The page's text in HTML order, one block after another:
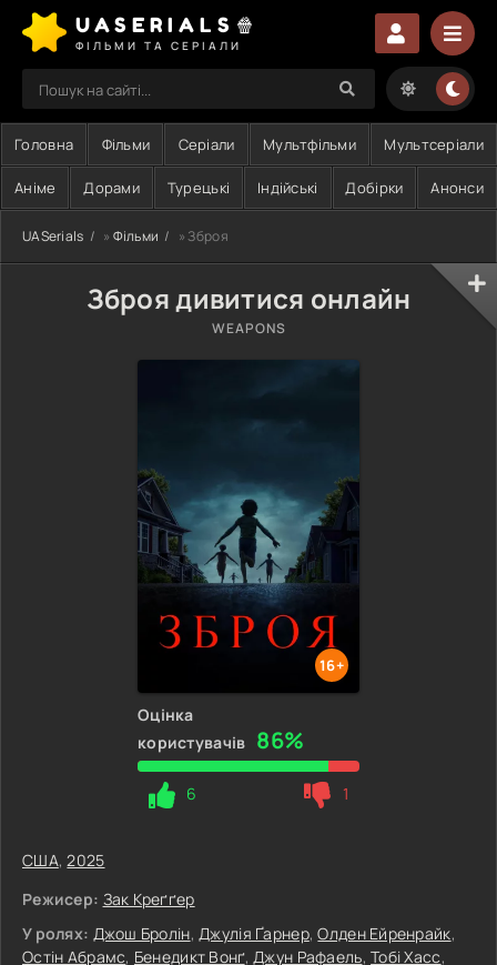
UASERIALS🍿
ФІЛЬМИ ТА СЕРІАЛИ
Головна Фільми Серіали Мультфільми Мультсеріали
Аніме Дорами Турецькі Індійські Добірки Анонси
UASerials » Фільми » Зброя
Зброя дивитися онлайн
WEAPONS
16+
Оцінка
користувачів 86%
6 1
США,2025
Режисер: Зак Креґґер
У ролях: Джош Бролін,Джулія Ґарнер,Олден Ейренрайк,
Остін Абрамс, Бенедикт Вонґ,Джун Рафаель,Тобі Хасс,